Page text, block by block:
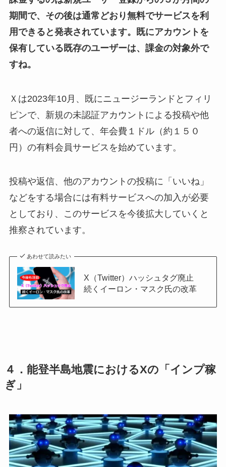
期間で、その後は通常どおり無料でサービスを利
用できると発表されています。既にアカウントを
保有している既存のユーザーは、課金の対象外で
すね。
Ｘは2023年10月、既にニュージーランドとフィリ
ピンで、新規の未認証アカウントによる投稿や他
者への返信に対して、年会費１ドル（約１５０
円）の有料会員サービスを始めています。
投稿や返信、他のアカウントの投稿に「いいね」
などをする場合には有料サービスへの加入が必要
としており、このサービスを今後拡大していくと
推察されています。
あわせて読みたい
X（Twitter）ハッシュタグ廃止
続くイーロン・マスク氏の改革
４．能登半島地震におけるXの「インプ稼
ぎ」